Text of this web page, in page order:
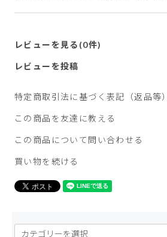
レビューを見る(0件)
レビューを投稿
特定商取引法に基づく表記（返品等）
この商品を友達に教える
この商品について問い合わせる
買い物を続ける